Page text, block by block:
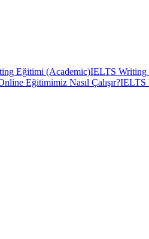
Eğitimi (Academic)IELTS Writing
Eğitimimiz Nasıl Çalışır?IELTS